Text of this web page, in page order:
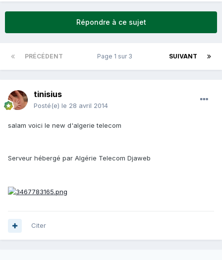
Répondre à ce sujet
PRÉCÉDENT SUIVANT
Page 1 sur 3
tinisius
Posté(e) le 28 avril 2014
salam voici le new d'algerie telecom
Serveur hébergé par Algérie Telecom Djaweb
Citer